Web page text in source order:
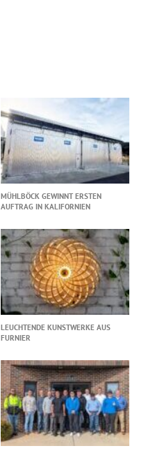
MÜHLBÖCK GEWINNT ERSTEN
AUFTRAG IN KALIFORNIEN
LEUCHTENDE KUNSTWERKE AUS
FURNIER